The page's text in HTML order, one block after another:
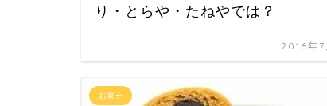
り・とらや・たねやでは？
2016年7
お菓子